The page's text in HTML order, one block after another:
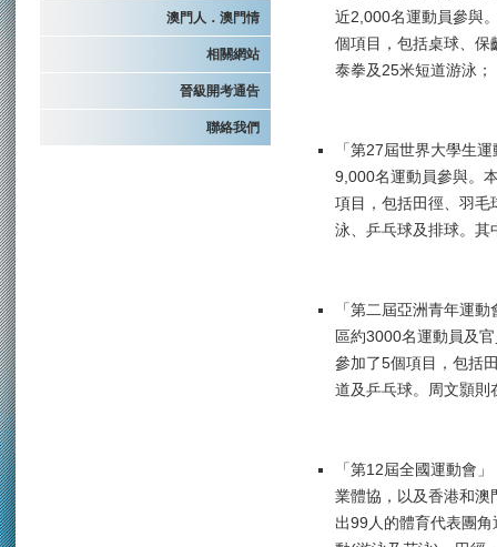
澳門人．澳門情
相關網站
晉級開考通告
聯絡我們
近2,000名運動員參與
個項目，包括桌球、保
泰拳及25米短道游泳；
「第27屆世界大學生
9,000名運動員參與。
項目，包括田徑、羽毛
泳、乒乓球及排球。其
「第二屆亞洲青年運
區約3000名運動員及
參加了5個項目，包括
道及乒乓球。周文顥則
「第12屆全國運動會
業體協，以及香港和澳
出99人的體育代表團